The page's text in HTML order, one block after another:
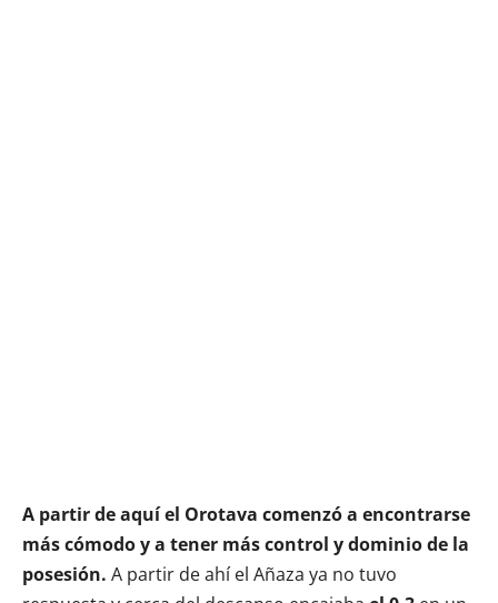
A partir de aquí el Orotava comenzó a encontrarse
más cómodo y a tener más control y dominio de la
posesión. A partir de ahí el Añaza ya no tuvo